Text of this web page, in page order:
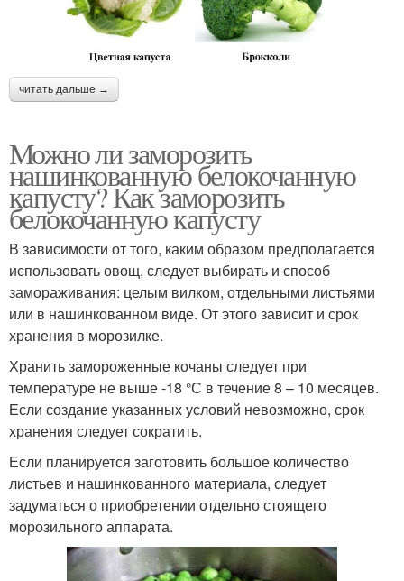
читать дальше →
Можно ли заморозить
нашинкованную белокочанную
капусту? Как заморозить
белокочанную капусту
В зависимости от того, каким образом предполагается
использовать овощ, следует выбирать и способ
замораживания: целым вилком, отдельными листьями
или в нашинкованном виде. От этого зависит и срок
хранения в морозилке.
Хранить замороженные кочаны следует при
температуре не выше -18 °С в течение 8 – 10 месяцев.
Если создание указанных условий невозможно, срок
хранения следует сократить.
Если планируется заготовить большое количество
листьев и нашинкованного материала, следует
задуматься о приобретении отдельно стоящего
морозильного аппарата.